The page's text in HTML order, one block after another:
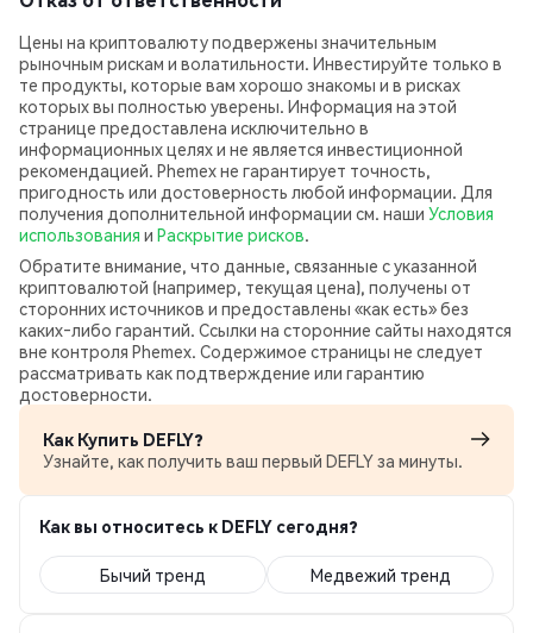
Цены на криптовалюту подвержены значительным
рыночным рискам и волатильности. Инвестируйте только в
те продукты, которые вам хорошо знакомы и в рисках
которых вы полностью уверены. Информация на этой
странице предоставлена исключительно в
информационных целях и не является инвестиционной
рекомендацией. Phemex не гарантирует точность,
пригодность или достоверность любой информации. Для
получения дополнительной информации см. наши Условия
использования и Раскрытие рисков.
Обратите внимание, что данные, связанные с указанной
криптовалютой (например, текущая цена), получены от
сторонних источников и предоставлены «как есть» без
каких‑либо гарантий. Ссылки на сторонние сайты находятся
вне контроля Phemex. Содержимое страницы не следует
рассматривать как подтверждение или гарантию
достоверности.
Как Купить DEFLY?
Узнайте, как получить ваш первый DEFLY за минуты.
Как вы относитесь к DEFLY сегодня?
Бычий тренд Медвежий тренд